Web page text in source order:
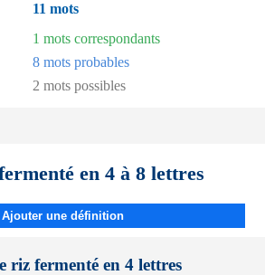
11 mots
1 mots correspondants
8 mots probables
2 mots possibles
en 4 à 8 lettres
Ajouter une définition
riz fermenté en 4 lettres